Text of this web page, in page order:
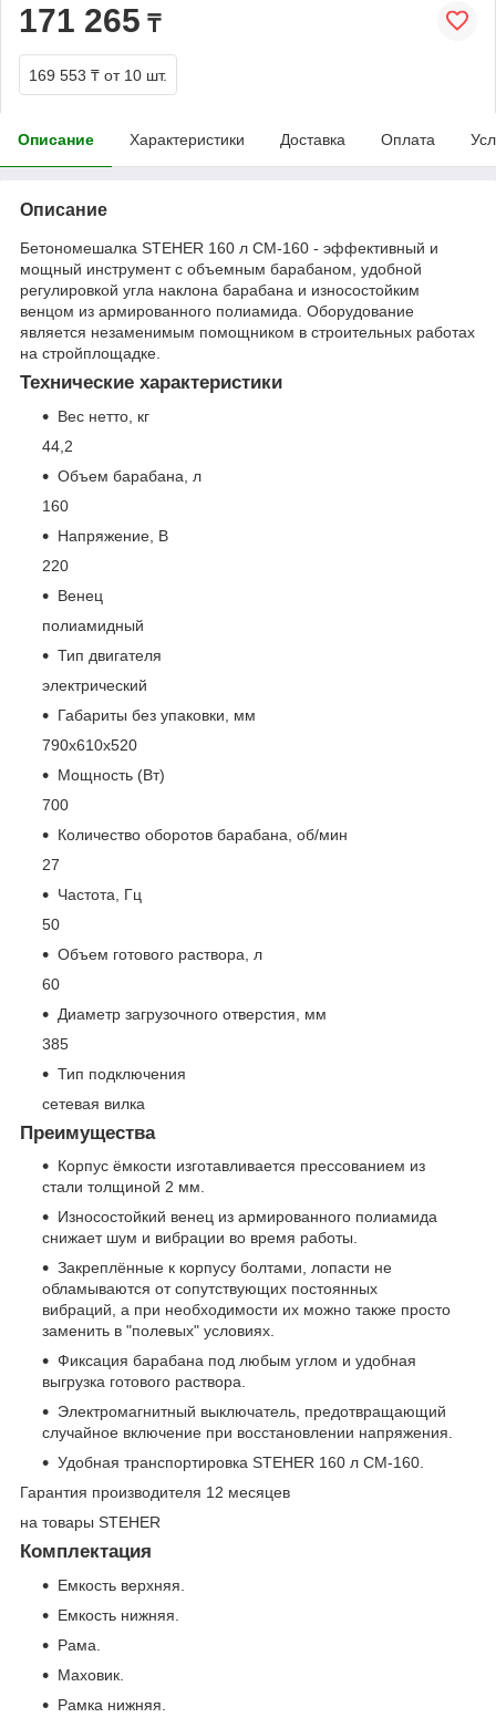
171 265 ₸
169 553 ₸ от 10 шт.
Описание Характеристики Доставка Оплата
Описание
Бетономешалка STEHER 160 л CM-160 - эффективный и
мощный инструмент с объемным барабаном, удобной
регулировкой угла наклона барабана и износостойким
венцом из армированного полиамида. Оборудование
является незаменимым помощником в строительных работах
на стройплощадке.
Технические характеристики
Вес нетто, кг
44,2
Объем барабана, л
160
Напряжение, В
220
Венец
полиамидный
Тип двигателя
электрический
Габариты без упаковки, мм
790х610х520
Мощность (Вт)
700
Количество оборотов барабана, об/мин
27
Частота, Гц
50
Объем готового раствора, л
60
Диаметр загрузочного отверстия, мм
385
Тип подключения
сетевая вилка
Преимущества
Корпус ёмкости изготавливается прессованием из
стали толщиной 2 мм.
Износостойкий венец из армированного полиамида
снижает шум и вибрации во время работы.
Закреплённые к корпусу болтами, лопасти не
обламываются от сопутствующих постоянных
вибраций, а при необходимости их можно также просто
заменить в "полевых" условиях.
Фиксация барабана под любым углом и удобная
выгрузка готового раствора.
Электромагнитный выключатель, предотвращающий
случайное включение при восстановлении напряжения.
Удобная транспортировка STEHER 160 л CM-160.
Гарантия производителя 12 месяцев
на товары STEHER
Комплектация
Емкость верхняя.
Емкость нижняя.
Рама.
Маховик.
Рамка нижняя.